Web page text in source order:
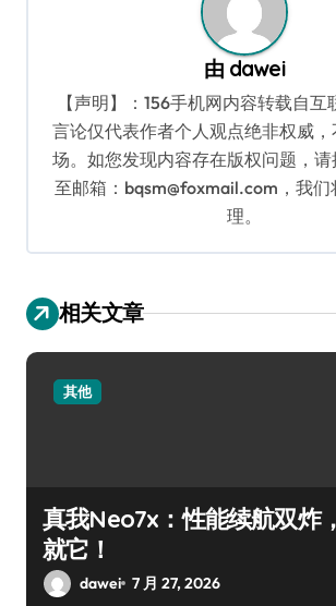
由 dawei
【声明】：156手机网内容转载自
言论仅代表作者个人观点绝非权威
场。如您发现内容存在版权问题，
至邮箱：bqsm@foxmail.com，我们
理。
相关文章
其他
真我Neo7x：性能续航双炸
就它！
dawei 7 月 27, 2026